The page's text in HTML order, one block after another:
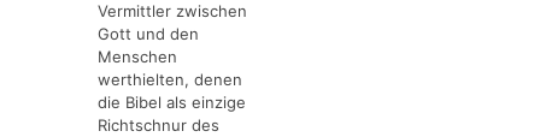
Vermittler zwischen
Gott und den
Menschen
werthielten, denen
die Bibel als einzige
Richtschnur des